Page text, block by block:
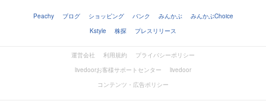
Peachy ブログ ショッピング バンク みんかぶ
みんかぶChoice
Kstyle
株探 プレスリリース
運営会社 利用規約
プライバシーポリシー
livedoorお客様サポートセンター
livedoor
コンテンツ・広告ポリシー